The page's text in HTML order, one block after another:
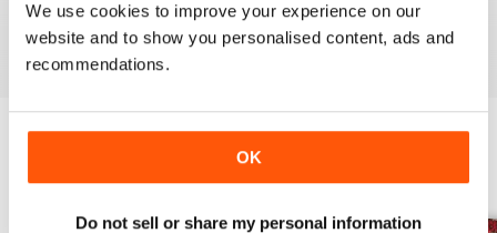
We use cookies to improve your experience on our
website and to show you personalised content, ads and
recommendations.
OK
Do not sell or share my personal information
VISUALIZZA LE RECENSIONI